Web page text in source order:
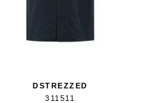
DSTREZZED
311511